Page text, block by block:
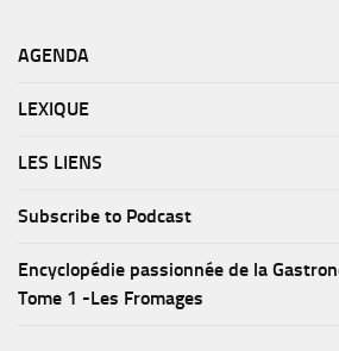
AGENDA
LEXIQUE
LES LIENS
Subscribe to Podcast
Encyclopédie passionnée de la
Tome 1 -Les Fromages